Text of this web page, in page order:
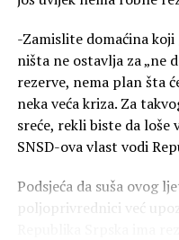
razlikuje
je Drinić.
Domaćini i parohijani
poklon — umjetničku
znak zahvalnosti za
“Ovom
-Zamislite domaćina
ništa ne ostavlja za „ne
rezerve, nema plan šta
neka veća kriza. Za
sreće, rekli biste da loše
SNSD-ova vlast vodi
Podsjeća da suša ovog
poljoprivrednici već